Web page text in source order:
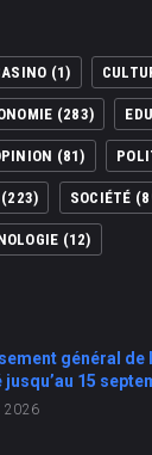
(1)
(283)
(81)
SOCIÉTÉ
(12)
général de
15
2026